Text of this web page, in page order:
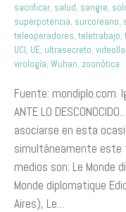
sacrificar, salud, sangre,
superpotencia, surcoreano,
teleoperadores, teletrabajo,
UCI, UE, ultrasecreto,
virología, Wuhan, zoonótica
Fuente: mondiplo.com.
ANTE LO
asociarse en esta
simultáneamente este
medios son: Le Monde
Monde diplomatique
Aires), Le…